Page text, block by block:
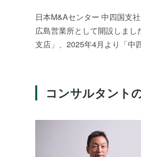
日本M&Aセンター 中四国支
広島営業所として開設しま
支店」、2025年4月より「中
コンサルタント